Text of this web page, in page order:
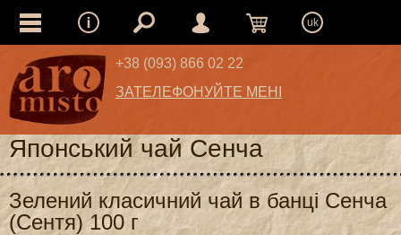
uk
+38 (093) 866 02 22
ЗАТЕЛЕФОНУЙТЕ МЕНІ
Японський чай Сенча
Зелений класичний чай в банці Сенча
(Сентя) 100 г